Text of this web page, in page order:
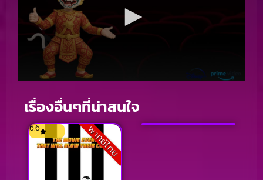
เรื่องอื่นๆที่น่าสนใจ
พากย์ไทย
6.6
Full HD
5.4